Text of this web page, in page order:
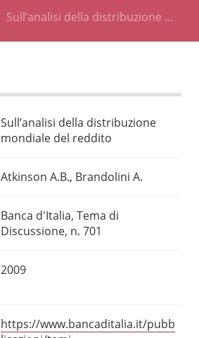
Sull’analisi della distribuzione …
Sull’analisi della distribuzione
mondiale del reddito
Atkinson A.B., Brandolini A.
Banca d'Italia, Tema di
Discussione, n. 701
2009
https://www.bancaditalia.it/pubb